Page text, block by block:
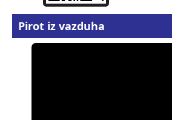
Pirot iz vazduha